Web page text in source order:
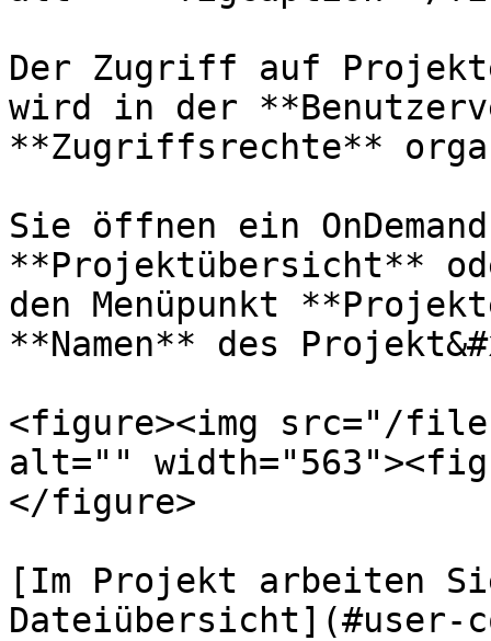
Der Zugriff auf
wird in der
**Zugriffsrechte**
Sie öffnen ein
**Projektübersicht**
den Menüpunkt
**Namen** des
<figure><img src="/files/
alt=""
</figure>
[Im Projekt arbeiten